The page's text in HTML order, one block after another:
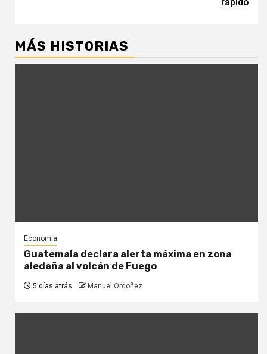
rápido
MÁS HISTORIAS
Economía
Guatemala declara alerta máxima en zona
aledaña al volcán de Fuego
5 días atrás Manuel Ordoñez